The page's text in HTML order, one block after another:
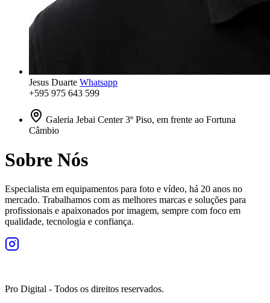
Jesus Duarte Whatsapp
+595 975 643 599
Galeria Jebai Center 3º Piso, em frente ao Fortuna
Câmbio
Sobre Nós
Especialista em equipamentos para foto e vídeo, há 20 anos no
mercado. Trabalhamos com as melhores marcas e soluções para
profissionais e apaixonados por imagem, sempre com foco em
qualidade, tecnologia e confiança.
Pro Digital - Todos os direitos reservados.